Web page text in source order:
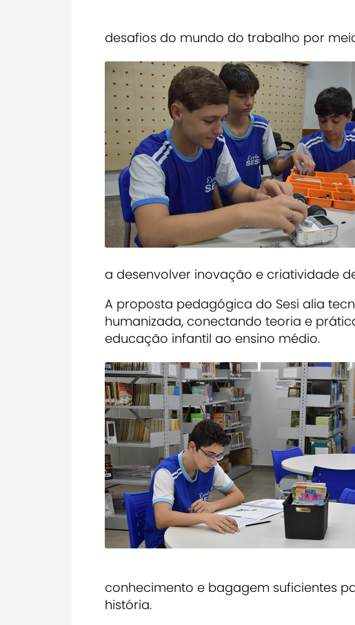
desafios do mundo do trabalho por
a desenvolver inovação e criatividade
A proposta pedagógica do Sesi alia
humanizada, conectando teoria e
educação infantil ao ensino médio.
conhecimento e bagagem suficientes
história.